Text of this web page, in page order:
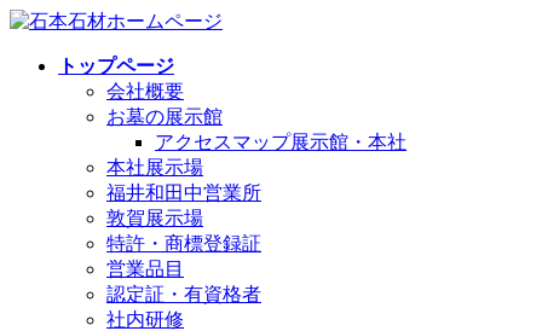
コ
ナ
トップページ
会社概要
お墓の展示館
アクセスマップ展示館・本社
本社展示場
福井和田中営業所
敦賀展示場
特許・商標登録証
営業品目
認定証・有資格者
社内研修